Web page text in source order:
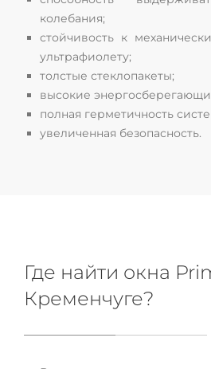
колебания;
стойчивость к
ультрафиолету;
толстые стеклопакеты;
высокие
полная герметичность
увеличенная безопасность.
Где найти окна
Кременчуге?